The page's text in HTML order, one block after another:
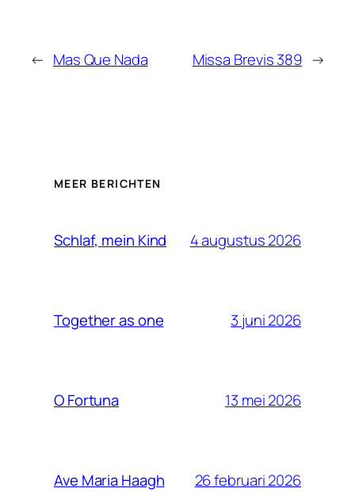
← Mas Que Nada Missa Brevis 389 →
MEER BERICHTEN
Schlaf, mein Kind 4 augustus 2026
Together as one 3 juni 2026
O Fortuna 13 mei 2026
Ave Maria Haagh 26 februari 2026